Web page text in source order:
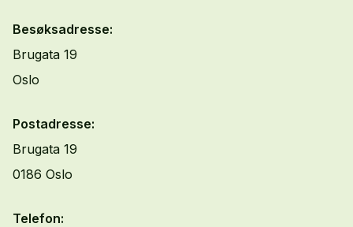
Besøksadresse:
Brugata 19
Oslo
Postadresse:
Brugata 19
0186 Oslo
Telefon: